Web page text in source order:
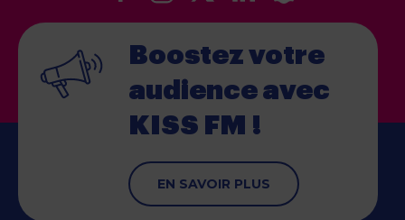
Boostez votre
audience avec
KISS FM !
EN SAVOIR PLUS